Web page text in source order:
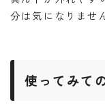
分は気になりませ
使ってみて